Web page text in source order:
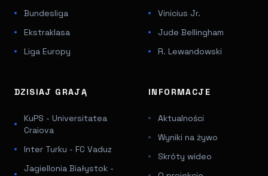
Bundesliga
Ekstraklasa
Liga Europy
Vinicius Jr.
Jude Bellingham
R. Lewandowski
DZISIAJ GRAJĄ
KuPS - Universitatea
Craiova
Inter Turku - FC Vaduz
Jagiellonia Białystok -
INFORMACJE
Aktualności
Wyniki na żywo
Skróty wideo